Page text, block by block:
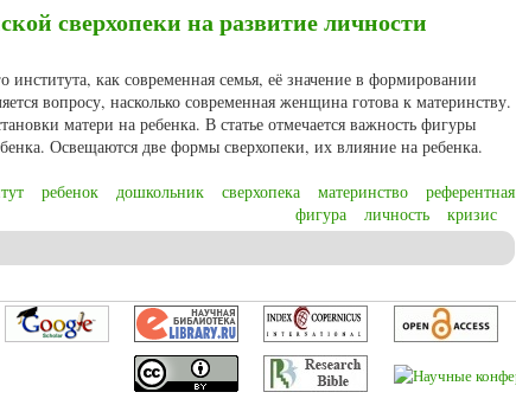
сверхопеки на развитие личности
института, как современная семья, её значение в формировании
вопросу, насколько современная женщина готова к материнству.
матери на ребенка. В статье отмечается важность фигуры
Освещаются две формы сверхопеки, их влияние на ребенка.
ребенок дошкольник сверхопека материнство
референтная
фигура
личность кризис